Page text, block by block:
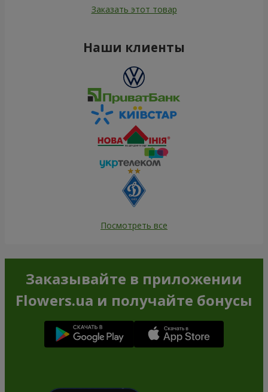
Заказать этот товар
Наши клиенты
Посмотреть все
Заказывайте в приложении
Flowers.ua и получайте бонусы